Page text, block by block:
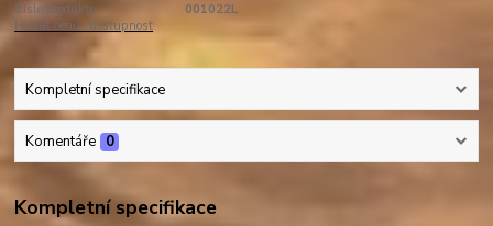
Číslo produktu:
001022L
Hlídat cenu / dostupnost
Kompletní specifikace
Komentáře 0
Kompletní specifikace